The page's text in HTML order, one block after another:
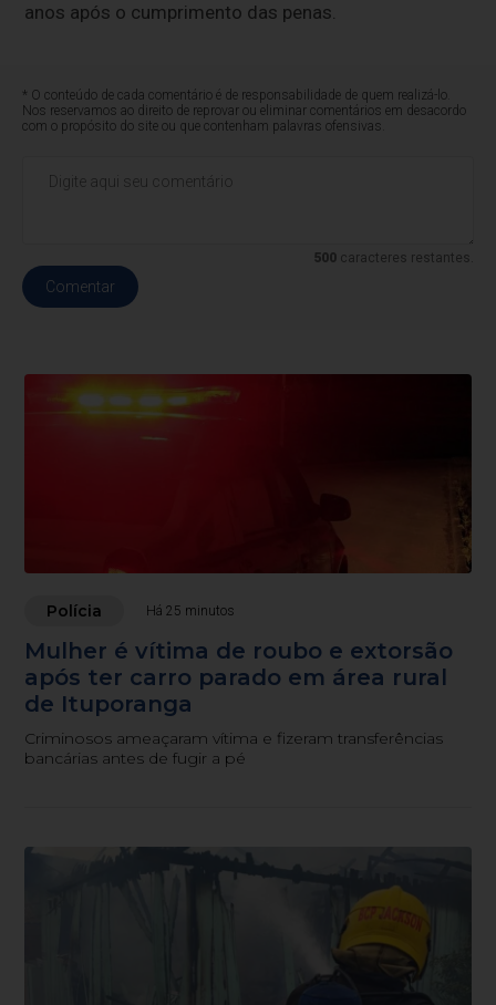
anos após o cumprimento das penas.
* O conteúdo de cada comentário é de responsabilidade de quem realizá-lo.
Nos reservamos ao direito de reprovar ou eliminar comentários em desacordo
com o propósito do site ou que contenham palavras ofensivas.
500caracteres restantes.
Comentar
Polícia Há 25 minutos
Mulher é vítima de roubo e extorsão
após ter carro parado em área rural
de Ituporanga
Criminosos ameaçaram vítima e fizeram transferências
bancárias antes de fugir a pé